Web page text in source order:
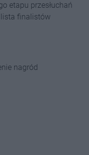
etapu przesłuchań
lista finalistów
nagród